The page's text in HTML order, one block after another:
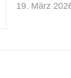
19. März